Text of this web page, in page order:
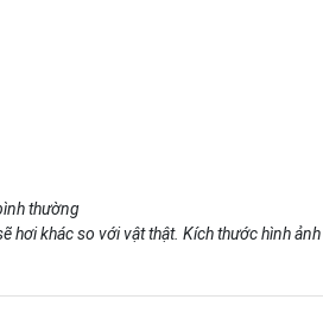
thường
hơi khác so với vật thật. Kích thước hình